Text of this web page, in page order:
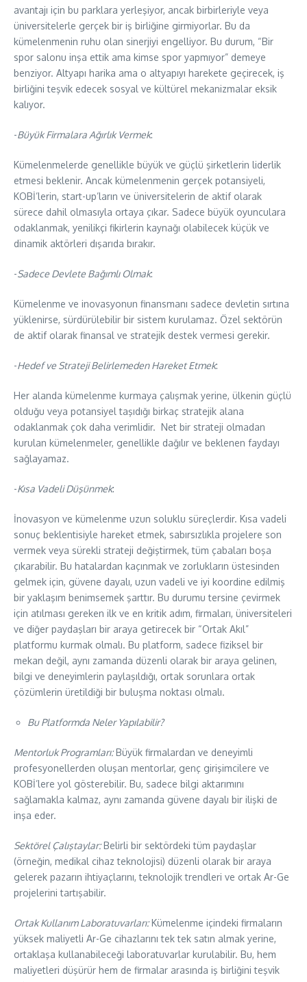
avantajı için bu parklara yerleşiyor, ancak birbirleriyle veya
üniversitelerle gerçek bir iş birliğine girmiyorlar. Bu da
kümelenmenin ruhu olan sinerjiyi engelliyor. Bu durum, “Bir
spor salonu inşa ettik ama kimse spor yapmıyor” demeye
benziyor. Altyapı harika ama o altyapıyı harekete geçirecek, iş
birliğini teşvik edecek sosyal ve kültürel mekanizmalar eksik
kalıyor.
​-Büyük Firmalara Ağırlık Vermek:
Kümelenmelerde genellikle büyük ve güçlü şirketlerin liderlik
etmesi beklenir. Ancak kümelenmenin gerçek potansiyeli,
KOBİ’lerin, start-up’ların ve üniversitelerin de aktif olarak
sürece dahil olmasıyla ortaya çıkar. Sadece büyük oyunculara
odaklanmak, yenilikçi fikirlerin kaynağı olabilecek küçük ve
dinamik aktörleri dışarıda bırakır.
​-Sadece Devlete Bağımlı Olmak:
Kümelenme ve inovasyonun finansmanı sadece devletin sırtına
yüklenirse, sürdürülebilir bir sistem kurulamaz. Özel sektörün
de aktif olarak finansal ve stratejik destek vermesi gerekir.
​-Hedef ve Strateji Belirlemeden Hareket Etmek:
Her alanda kümelenme kurmaya çalışmak yerine, ülkenin güçlü
olduğu veya potansiyel taşıdığı birkaç stratejik alana
odaklanmak çok daha verimlidir. Net bir strateji olmadan
kurulan kümelenmeler, genellikle dağılır ve beklenen faydayı
sağlayamaz.
​-Kısa Vadeli Düşünmek:
İnovasyon ve kümelenme uzun soluklu süreçlerdir. Kısa vadeli
sonuç beklentisiyle hareket etmek, sabırsızlıkla projelere son
vermek veya sürekli strateji değiştirmek, tüm çabaları boşa
çıkarabilir. Bu hatalardan kaçınmak ve zorlukların üstesinden
gelmek için, güvene dayalı, uzun vadeli ve iyi koordine edilmiş
bir yaklaşım benimsemek şarttır. Bu durumu tersine çevirmek
için atılması gereken ilk ve en kritik adım, firmaları, üniversiteleri
ve diğer paydaşları bir araya getirecek bir “Ortak Akıl”
platformu kurmak olmalı. Bu platform, sadece fiziksel bir
mekan değil, aynı zamanda düzenli olarak bir araya gelinen,
bilgi ve deneyimlerin paylaşıldığı, ortak sorunlara ortak
çözümlerin üretildiği bir buluşma noktası olmalı.
Bu Platformda Neler Yapılabilir?
Mentorluk Programları:Büyük firmalardan ve deneyimli
profesyonellerden oluşan mentorlar, genç girişimcilere ve
KOBİ’lere yol gösterebilir. Bu, sadece bilgi aktarımını
sağlamakla kalmaz, aynı zamanda güvene dayalı bir ilişki de
inşa eder.
Sektörel Çalıştaylar:Belirli bir sektördeki tüm paydaşlar
(örneğin, medikal cihaz teknolojisi) düzenli olarak bir araya
gelerek pazarın ihtiyaçlarını, teknolojik trendleri ve ortak Ar-Ge
projelerini tartışabilir.
Ortak Kullanım Laboratuvarları:Kümelenme içindeki firmaların
yüksek maliyetli Ar-Ge cihazlarını tek tek satın almak yerine,
ortaklaşa kullanabileceği laboratuvarlar kurulabilir. Bu, hem
maliyetleri düşürür hem de firmalar arasında iş birliğini teşvik